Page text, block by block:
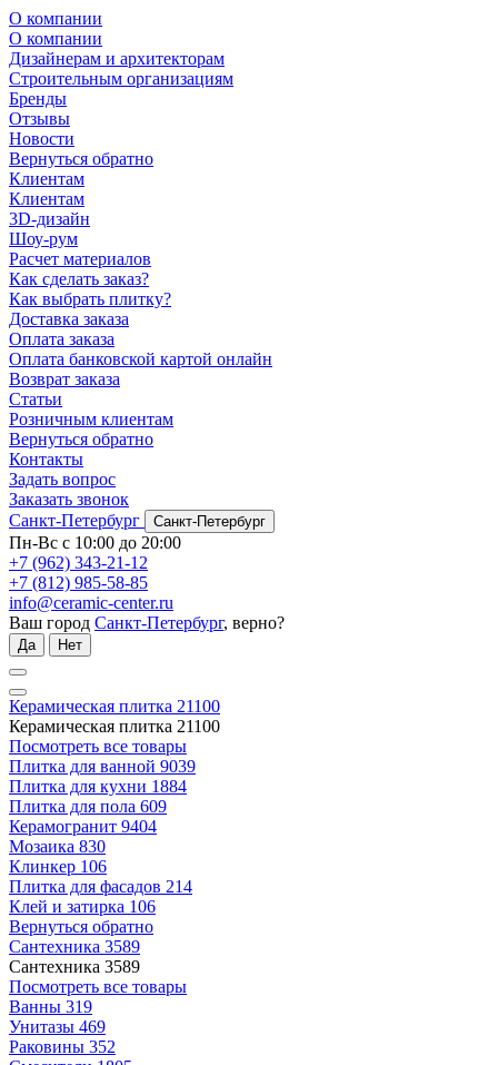
О компании
О компании
Дизайнерам и архитекторам
Строительным организациям
Бренды
Отзывы
Новости
Вернуться обратно
Клиентам
Клиентам
3D-дизайн
Шоу-рум
Расчет материалов
Как сделать заказ?
Как выбрать плитку?
Доставка заказа
Оплата заказа
Оплата банковской картой онлайн
Возврат заказа
Статьи
Розничным клиентам
Вернуться обратно
Контакты
Задать вопрос
Заказать звонок
Санкт-Петербург
Санкт-Петербург
Пн-Вс с 10:00 до 20:00
+7 (962) 343-21-12
+7 (812) 985-58-85
info@ceramic-center.ru
Ваш город Санкт-Петербург, верно?
Да Нет
Керамическая плитка 21100
Керамическая плитка 21100
Посмотреть все товары
Плитка для ванной 9039
Плитка для кухни 1884
Плитка для пола 609
Керамогранит 9404
Мозаика 830
Клинкер 106
Плитка для фасадов 214
Клей и затирка 106
Вернуться обратно
Сантехника 3589
Сантехника 3589
Посмотреть все товары
Ванны 319
Унитазы 469
Раковины 352